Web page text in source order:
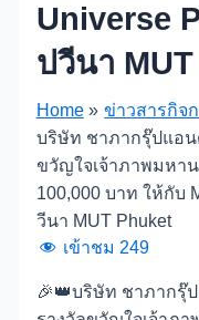
Universe
ปวีนา
Home
ข่าวสารกิจ
บริษัท ชาภากรุ๊ปแอน
ขวัญใจเจ้าภาพมหา
100,000 บาท ให้กับ
วีนา MUT Phuket
เข้าชม 249
🎉👑บริษัท ชาภากรุ๊